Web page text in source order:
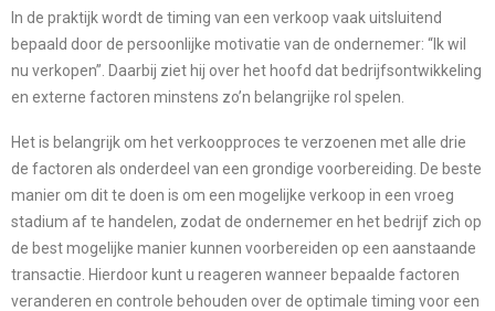
In de praktijk wordt de timing van een verkoop vaak uitsluitend
bepaald door de persoonlijke motivatie van de ondernemer: “Ik wil
nu verkopen”. Daarbij ziet hij over het hoofd dat bedrijfsontwikkeling
en externe factoren minstens zo’n belangrijke rol spelen.
Het is belangrijk om het verkoopproces te verzoenen met alle drie
de factoren als onderdeel van een grondige voorbereiding. De beste
manier om dit te doen is om een mogelijke verkoop in een vroeg
stadium af te handelen, zodat de ondernemer en het bedrijf zich op
de best mogelijke manier kunnen voorbereiden op een aanstaande
transactie. Hierdoor kunt u reageren wanneer bepaalde factoren
veranderen en controle behouden over de optimale timing voor een